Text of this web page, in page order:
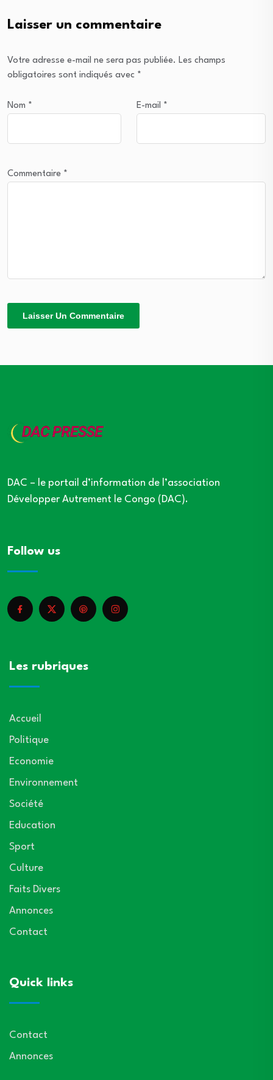
Laisser un commentaire
Votre adresse e-mail ne sera pas publiée. Les champs
obligatoires sont indiqués avec *
Nom * E-mail *
Commentaire *
DAC – le portail d’information de l’association
Développer Autrement le Congo (DAC).
Follow us
Les rubriques
Accueil
Politique
Economie
Environnement
Société
Education
Sport
Culture
Faits Divers
Annonces
Contact
Quick links
Contact
Annonces